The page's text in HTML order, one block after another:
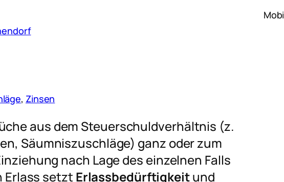
, Zinsen
aus dem Steuerschuldverhältnis (z.
Säumniszuschläge) ganz oder zum
nach Lage des einzelnen Falls
Erlass setzt Erlassbedürftigkeitund